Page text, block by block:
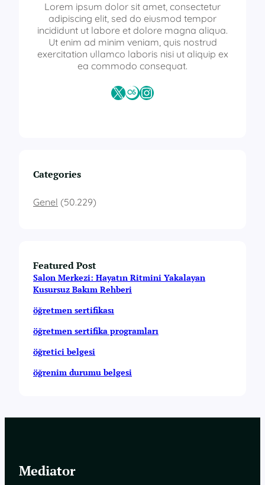
Lorem ipsum dolor sit amet, consectetur
adipiscing elit, sed do eiusmod tempor
incididunt ut labore et dolore magna aliqua.
Ut enim ad minim veniam, quis nostrud
exercitation ullamco laboris nisi ut aliquip ex
ea commodo consequat.
X Last.fmInstagram
Categories
Genel (50.229)
Featured Post
Salon Merkezi: Hayatın Ritmini Yakalayan
Kusursuz Bakım Rehberi
öğretmen sertifikası
öğretmen sertifika programları
öğretici belgesi
öğrenim durumu belgesi
Mediator